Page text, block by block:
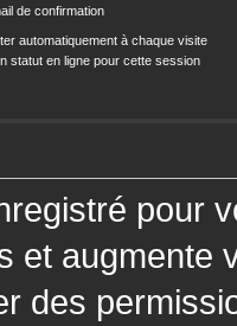
de confirmation
automatiquement à chaque visite
statut en ligne pour cette session
pour
et augmente
des